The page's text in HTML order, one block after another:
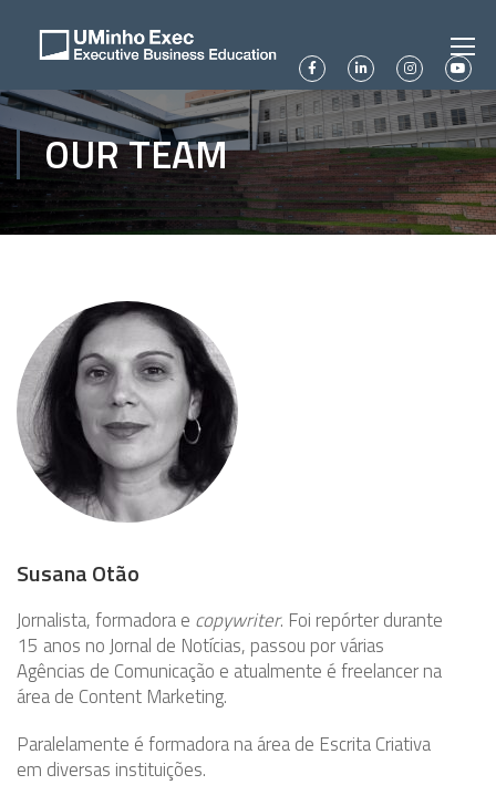
OUR TEAM
Susana Otão
Jornalista, formadora e copywriter. Foi repórter durante
15 anos no Jornal de Notícias, passou por várias
Agências de Comunicação e atualmente é freelancer na
área de Content Marketing.
Paralelamente é formadora na área de Escrita Criativa
em diversas instituições.